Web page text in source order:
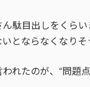
駄目出しをくらい
とならなくなりそ
れたのが、“問題